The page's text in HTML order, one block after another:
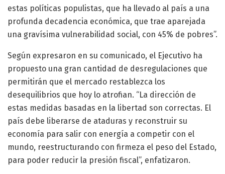
estas políticas populistas, que ha llevado al país a una
profunda decadencia económica, que trae aparejada
una gravísima vulnerabilidad social, con 45% de pobres”.
Según expresaron en su comunicado, el Ejecutivo ha
propuesto una gran cantidad de desregulaciones que
permitirán que el mercado restablezca los
desequilibrios que hoy lo atrofian. “La dirección de
estas medidas basadas en la libertad son correctas. El
país debe liberarse de ataduras y reconstruir su
economía para salir con energía a competir con el
mundo, reestructurando con firmeza el peso del Estado,
para poder reducir la presión fiscal”, enfatizaron.